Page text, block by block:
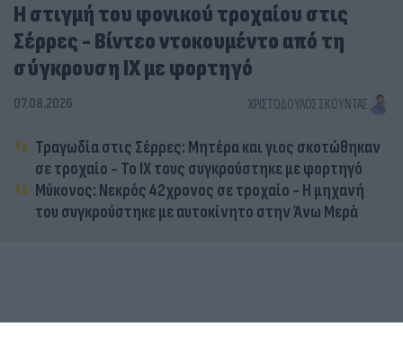
Η στιγμή του φονικού τροχαίου στις
Σέρρες - Βίντεο ντοκουμέντο από τη
σύγκρουση ΙΧ με φορτηγό
07.08.2026 ΧΡΙΣΤΌΔΟΥΛΟΣ ΣΚΟΎΝΤΑΣ
Τραγωδία στις Σέρρες: Μητέρα και γιος σκοτώθηκαν
σε τροχαίο - Το ΙΧ τους συγκρούστηκε με φορτηγό
Μύκονος: Νεκρός 42χρονος σε τροχαίο - Η μηχανή
του συγκρούστηκε με αυτοκίνητο στην Άνω Μερά